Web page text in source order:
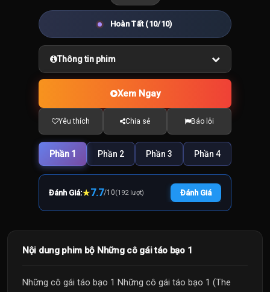
Hoàn Tất (10/10)
Thông tin phim
Xem Ngay
Yêu thích Chia sẻ Báo lỗi
Phần 1 Phần 2 Phần 3 Phần 4
Đánh Giá:★7.7/10(192 lượt) Đánh Giá
Nội dung phim bộ Những cô gái táo bạo 1
Những cô gái táo bạo 1 Những cô gái táo bạo 1 (The